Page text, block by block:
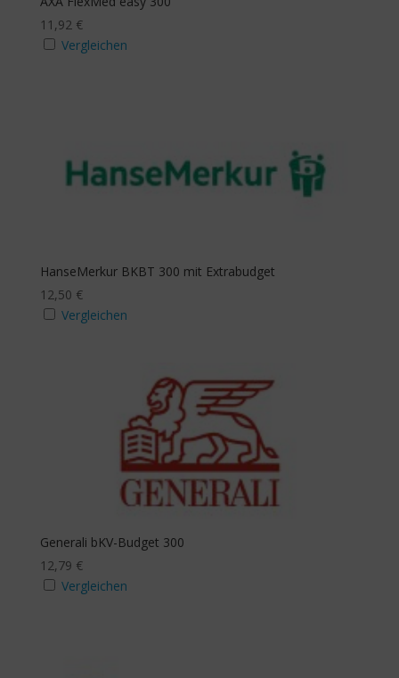
11,92 €
Vergleichen
HanseMerkur BKBT 300 mit Extrabudget
12,50 €
Vergleichen
Generali bKV-Budget 300
12,79 €
Vergleichen